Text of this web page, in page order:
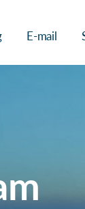
E-mail